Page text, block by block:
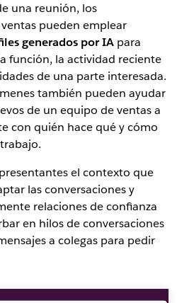
una reunión, los
pueden emplear
generados por IApara
función, la actividad reciente
de una parte interesada.
también pueden ayudar
de un equipo de ventas a
con quién hace qué y cómo
el contexto que
las conversaciones y
relaciones de confianza
en hilos de conversaciones
a colegas para pedir